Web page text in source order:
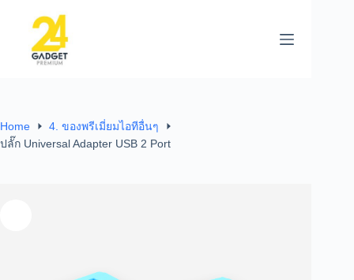
Home
4. ของพรีเมี่ยมไอทีอื่นๆ
ปลั๊ก Universal Adapter USB 2 Port